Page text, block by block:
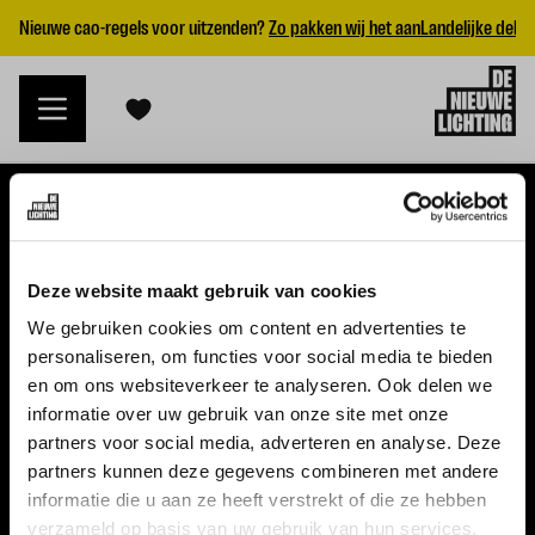
Deze website maakt gebruik van cookies
We gebruiken cookies om content en advertenties te
personaliseren, om functies voor social media te bieden
en om ons websiteverkeer te analyseren. Ook delen we
informatie over uw gebruik van onze site met onze
partners voor social media, adverteren en analyse. Deze
partners kunnen deze gegevens combineren met andere
informatie die u aan ze heeft verstrekt of die ze hebben
verzameld op basis van uw gebruik van hun services.
Nieuwe cao-regels voor uitzenden?Zo pakken wij het aanLandelijke
WERKGEVERS
Nieuwe cao uitzenden 2026
Vraag een offerte aan
VACATURES
Alle vacatures
Topvacatures